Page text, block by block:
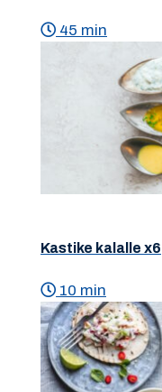
45 min
Kastike kalalle x6
10 min